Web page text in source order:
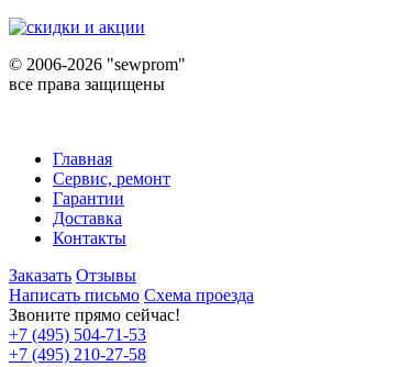
© 2006-2026 "sewprom"
все права защищены
Главная
Сервис, ремонт
Гарантии
Доставка
Контакты
Заказать Отзывы
Написать письмо Схема проезда
Звоните прямо сейчас!
+7 (495) 504-71-53
+7 (495) 210-27-58